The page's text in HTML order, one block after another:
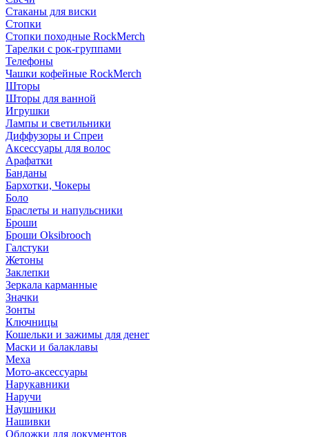
Стаканы для виски
Стопки
Стопки походные RockMerch
Тарелки с рок-группами
Телефоны
Чашки кофейные RockMerch
Шторы
Шторы для ванной
Игрушки
Лампы и светильники
Диффузоры и Спреи
Аксессуары для волос
Арафатки
Банданы
Бархотки, Чокеры
Боло
Браслеты и напульсники
Броши
Броши Oksibrooch
Галстуки
Жетоны
Заклепки
Зеркала карманные
Значки
Зонты
Ключницы
Кошельки и зажимы для денег
Маски и балаклавы
Меха
Мото-аксессуары
Нарукавники
Наручи
Наушники
Нашивки
Обложки для документов